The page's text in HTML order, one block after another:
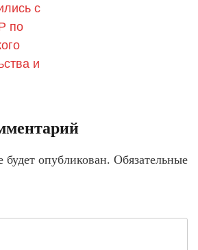
с
по
и
опубликован. Обязательные